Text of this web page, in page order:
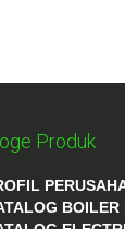
Produk
BOILER